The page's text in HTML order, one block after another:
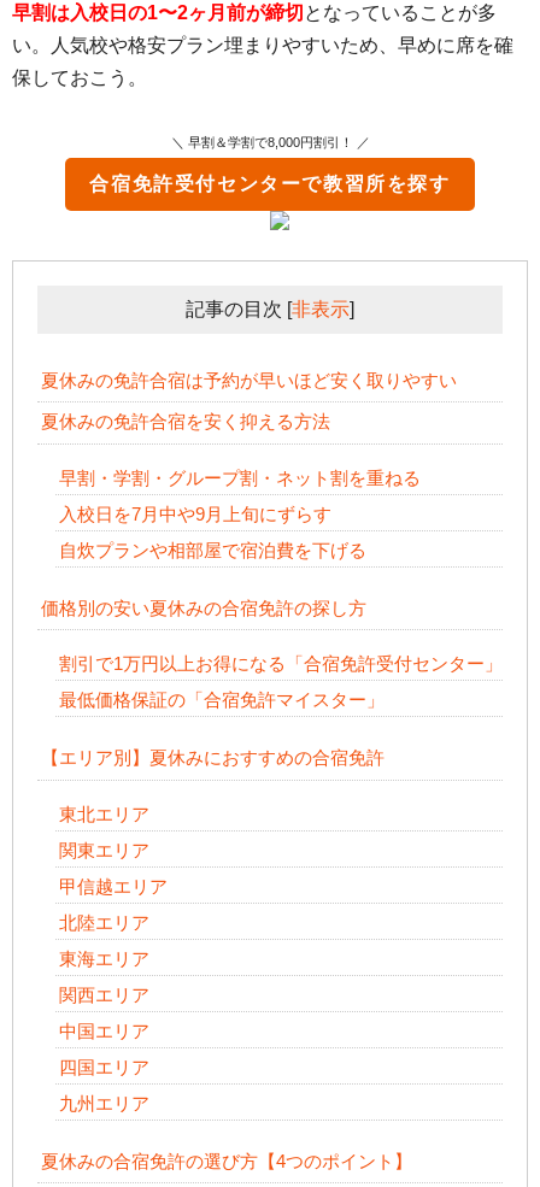
早割は入校日の1〜2ヶ月前が締切 となっていることが多
い。人気校や格安プラン埋まりやすいため、早めに席を確
保しておこう。
＼ 早割＆学割で8,000円割引！ ／
合宿免許受付センターで教習所を探す
記事の目次 [非表示]
夏休みの免許合宿は予約が早いほど安く取りやすい
夏休みの免許合宿を安く抑える方法
早割・学割・グループ割・ネット割を重ねる
入校日を7月中や9月上旬にずらす
自炊プランや相部屋で宿泊費を下げる
価格別の安い夏休みの合宿免許の探し方
割引で1万円以上お得になる「合宿免許受付センター」
最低価格保証の「合宿免許マイスター」
【エリア別】夏休みにおすすめの合宿免許
東北エリア
関東エリア
甲信越エリア
北陸エリア
東海エリア
関西エリア
中国エリア
四国エリア
九州エリア
夏休みの合宿免許の選び方【4つのポイント】